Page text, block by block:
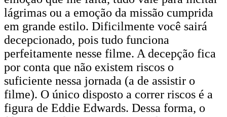
lágrimas ou a emoção da missão cumprida
em grande estilo. Dificilmente você sairá
decepcionado, pois tudo funciona
perfeitamente nesse filme. A decepção fica
por conta que não existem riscos o
suficiente nessa jornada (a de assistir o
filme). O único disposto a correr riscos é a
figura de Eddie Edwards. Dessa forma, o